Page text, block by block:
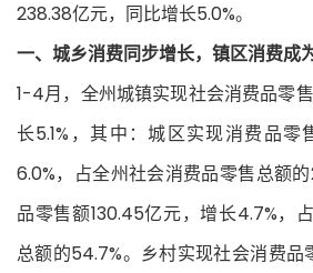
238.38亿元，同比增长5.0%。
一、城乡消费同步增长，镇区消费成
1-4月，全州城镇实现社会消费品零售
长5.1%，其中：城区实现消费品零
6.0%，占全州社会消费品零售总额
品零售额130.45亿元，增长4.7%，
总额的54.7%。乡村实现社会消费品